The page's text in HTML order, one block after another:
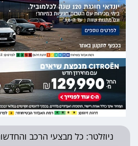
ניוזלטר: כל מבצעי הרכב